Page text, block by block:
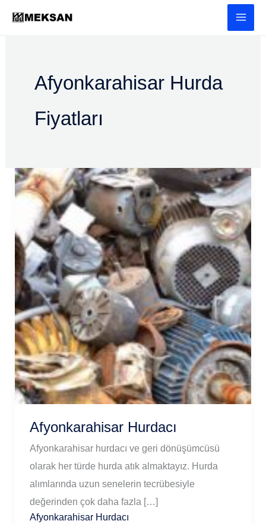
atla
Afyonkarahisar Hurda
Fiyatları
Afyonkarahisar Hurdacı
Afyonkarahisar hurdacı ve geri dönüşümcüsü
olarak her türde hurda atık almaktayız. Hurda
alımlarında uzun senelerin tecrübesiyle
değerinden çok daha fazla […]
Afyonkarahisar Hurdacı